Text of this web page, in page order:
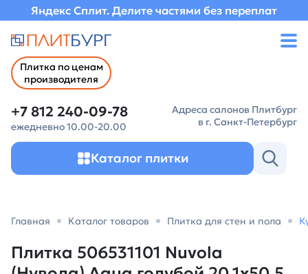
Яндекс Сплит. Делите частями без переплат
Плитка по ценам
производителя
+7 812 240-09-78
ежедневно 10.00-20.00
Адреса салонов Плитбург
в г. Санкт-Петербург
Каталог плитки
Главная Каталог товаров Плитка для стен и пола
Плитка 506531101 Nuvola